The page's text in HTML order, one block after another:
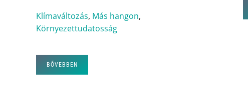
Klímaváltozás, Más hangon,
Környezettudatosság
BŐVEBBEN